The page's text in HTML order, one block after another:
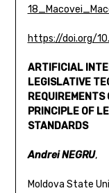
https://doi.org/
ARTIFICIAL
LEGISLATIVE
PRINCIPLE OF
STANDARDS
Andrei NEGRU,
Moldova State